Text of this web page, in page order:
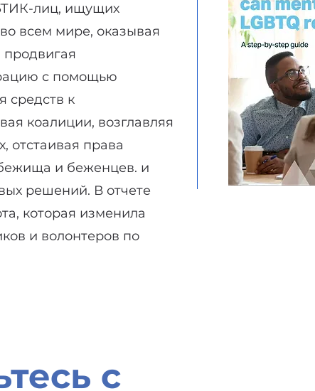
лиц, ищущих
всем мире, оказывая
с помощью
средств к
коалиции, возглавляя
отстаивая права
и беженцев. и
решений. В отчете
которая изменила
и волонтеров по
с